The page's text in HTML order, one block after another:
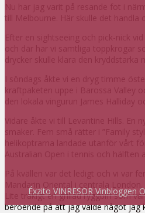
Éxzito VINRESOR Vinbloggen
Nu har jag varit på resande fot i
till Melbourne. Här skulle det handla
Efter en sightseeing och pick-nick
och där har vi samtliga toppkrogar
drycker skulle klara den kryddstarka
I söndags åkte vi en dryg timme
kraftpaketen uppe i Barossa Valley
den lokala vingurun James Halliday
Vidare åkte vi till Levantine Hills. En
smaker. Fem små rätter i ”Family
helikoptrarna landade utanför vårt
Australian Open i tennis och
På kvällen var det ledigt och vi var
Mandarin Oriental i centrala
Lite tråkigt en grillad ryggbiff som
beroende på att jag valde något jag